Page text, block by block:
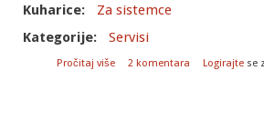
Kuharice:
Za sistemce
Kategorije:
Servisi
Pročitaj više o Greylisting za postfix:
2 komentara Logirajte se